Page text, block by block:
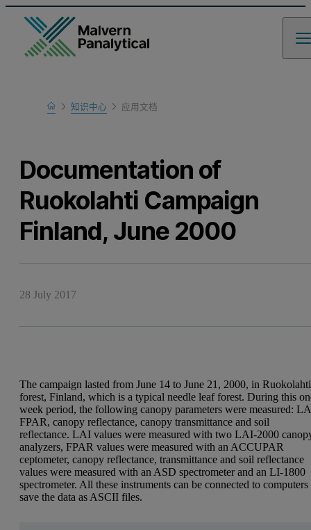
Home
Learn
知识中心 应用文档
Documentation of
Ruokolahti Campaign
Finland, June 2000
28 July 2017
The campaign lasted from June 14 to June 21, 2000, in Ruokolahti
forest, Finland, which is a typical needle leaf forest. During this
week period, the following canopy parameters were measured:
FPAR, canopy reflectance, canopy transmittance and soil
reflectance. LAI values were measured with two LAI-2000
analyzers, FPAR values were measured with an ACCUPAR
ceptometer, canopy reflectance, transmittance and soil reflectance
values were measured with an ASD spectrometer and an LI-1800
spectrometer. All these instruments can be connected to computers
save the data as ASCII files.